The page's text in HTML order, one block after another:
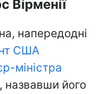
Вірменії
напередодні
США
міністра
, назвавши його